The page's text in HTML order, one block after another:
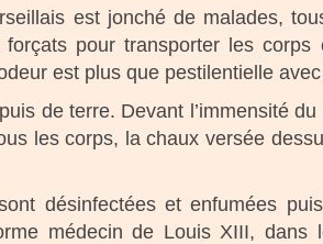
est jonché de malades,
pour transporter les corps
est plus que pestilentielle
de terre. Devant l’immensité
les corps, la chaux versée
désinfectées et enfumées
médecin de Louis XIII, dans